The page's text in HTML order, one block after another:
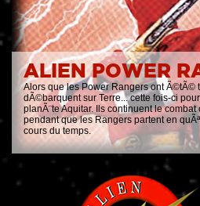
ALIEN POWER
Alors que les Power Rangers ont Ã©tÃ©
dÃ©barquent sur Terre... cette fois-ci
planÃ¨te Aquitar. Ils continuent le
pendant que les Rangers partent en
cours du temps.